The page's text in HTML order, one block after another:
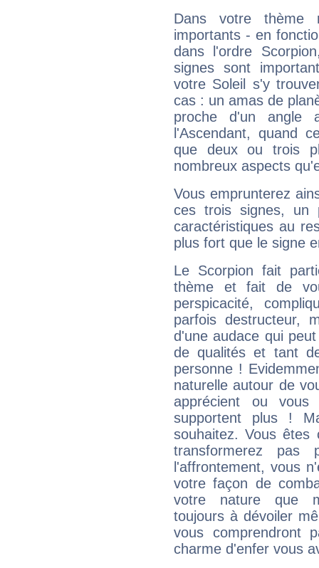
Dans votre thème
importants - en
dans l'ordre
signes sont
votre Soleil s'y
cas : un amas de
proche d'un
l'Ascendant, quand
que deux ou trois
nombreux aspects
Vous emprunterez
ces trois signes, un
caractéristiques au
plus fort que le signe
Le Scorpion fait
thème et fait de
perspicacité,
parfois destructeur,
d'une audace qui
de qualités et tant
personne !
naturelle autour de
apprécient ou
supportent plus !
souhaitez. Vous
transformerez
l'affrontement, vous
votre façon de
votre nature que
toujours à dévoiler
vous comprendront
charme d'enfer vous